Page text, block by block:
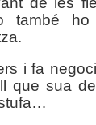
també ho
i fa
que sua